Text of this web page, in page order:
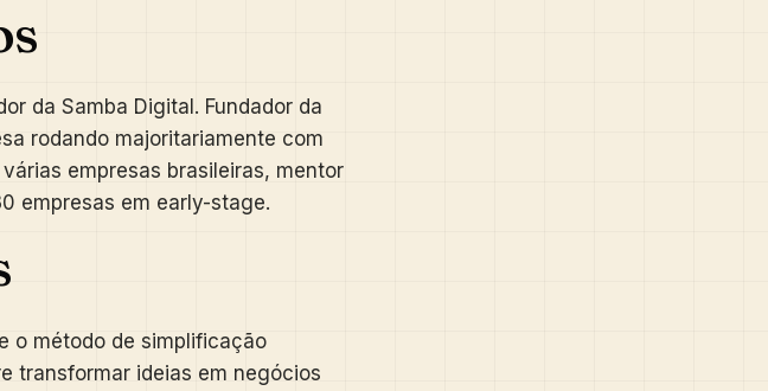
da Samba Digital. Fundador da
rodando majoritariamente com
empresas brasileiras, mentor
empresas em early-stage.
o método de simplificação
transformar ideias em negócios